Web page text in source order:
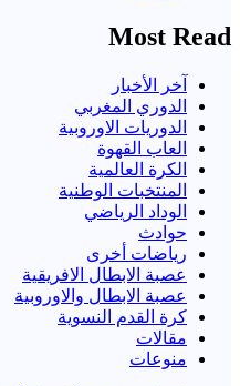
Most Read
آخر الأخبار
الدوري المغربي
الدوريات الاوروبية
العاب القهوة
الكرة العالمية
المنتخبات الوطنية
الوداد الرياضي
حوادث
رياضات أخرى
عصبة الابطال الافريقية
عصبة الابطال والاوروبية
كرة القدم النسوية
مقالات
منوعات